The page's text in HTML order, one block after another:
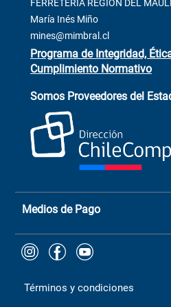
Venta Terreno
Trabaja con Nosotros
ChileCompras
+56 9 9888 9549
FERRETERÍA REGIÓN DEL
María Inés Miño
mines@mimbral.cl
Programa de Integridad,
Cumplimiento Normativo
Somos Proveedores del
Medios de Pago
Términos y condiciones